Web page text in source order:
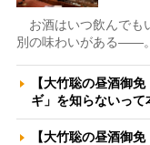
お酒はいつ飲んでも
別の味わいがある――
【大竹聡の昼酒御
ギ」を知らないっ
【大竹聡の昼酒御